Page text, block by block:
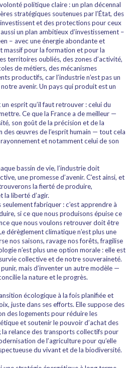
politique claire : un plan décennal
stratégiques soutenues par l’État, des
et des protections pour ceux
un plan ambitieux d’investissement –
– avec une énergie abondante et
massif pour la formation et pour la
territoires oubliés, des zones d’activité,
de métiers, des mécanismes
productifs, car l’industrie n’est pas un
avenir. Un pays qui produit est un
esprit qu’il faut retrouver : celui du
Ce que la France a de meilleur —
son goût de la précision et de la
des œuvres de l’esprit humain — tout cela
et notamment celui de son
bassin de vie, l’industrie doit
une promesse d’avenir. C’est ainsi, et
la fierté de produire,
la liberté d’agir.
seulement fabriquer : c’est apprendre à
si ce que nous produisons épuise ce
que nous voulons retrouver doit être
dérèglement climatique n’est plus une
nos saisons, ravage nos forêts, fragilise
n’est plus une option morale : elle est
collective et de notre souveraineté.
mais d’inventer un autre modèle —
la nature et le progrès.
écologique à la fois planifiée et
juste dans ses efforts. Elle suppose des
des logements pour réduire les
et soutenir le pouvoir d’achat des
la relance des transports collectifs pour
de l’agriculture pour qu’elle
du vivant et de la biodiversité.